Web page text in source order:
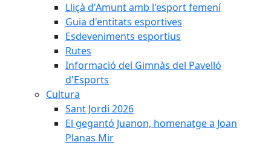
Lliçà d'Amunt amb l'esport femení
Guia d'entitats esportives
Esdeveniments esportius
Rutes
Informació del Gimnàs del Pavelló
d'Esports
Cultura
Sant Jordi 2026
El gegantó Juanon, homenatge a Joan
Planas Mir